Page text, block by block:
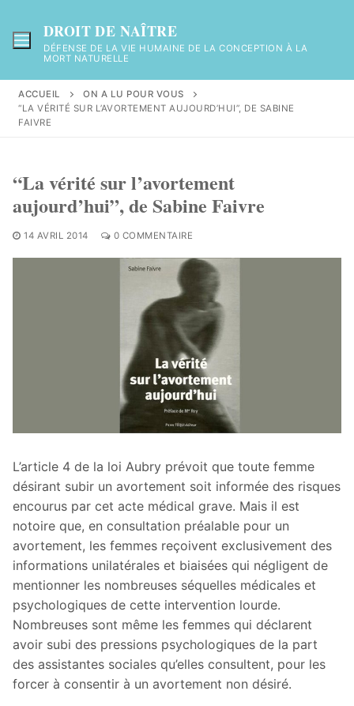
au
contenu
DROIT DE NAÎTRE
DÉFENSE DE LA VIE HUMAINE DE LA CONCEPTION À LA
MORT NATURELLE
ACCUEIL
ON A LU POUR VOUS
“LA VÉRITÉ SUR L’AVORTEMENT AUJOURD’HUI”, DE SABINE
FAIVRE
“La vérité sur l’avortement
aujourd’hui”, de Sabine Faivre
14 AVRIL 2014 0 COMMENTAIRE
L’article 4 de la loi Aubry prévoit que toute femme
désirant subir un avortement soit informée des risques
encourus par cet acte médical grave. Mais il est
notoire que, en consultation préalable pour un
avortement, les femmes reçoivent exclusivement des
informations unilatérales et biaisées qui négligent de
mentionner les nombreuses séquelles médicales et
psychologiques de cette intervention lourde.
Nombreuses sont même les femmes qui déclarent
avoir subi des pressions psychologiques de la part
des assistantes sociales qu’elles consultent, pour les
forcer à consentir à un avortement non désiré.